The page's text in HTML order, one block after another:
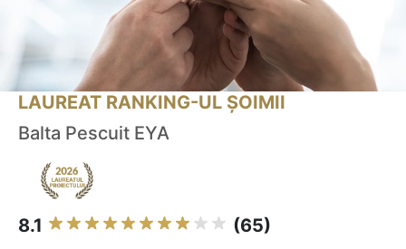
LAUREAT RANKING-UL ȘOIMII
Balta Pescuit EYA
8.1 (65)